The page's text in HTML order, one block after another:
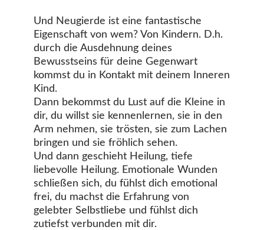
Und Neugierde ist eine fantastische
Eigenschaft von wem? Von Kindern.D.h.
durch die Ausdehnung deines
Bewusstseins für deine Gegenwart
kommst du in Kontakt mit deinem Inneren
Kind.
Dann bekommst du Lust auf die Kleine in
dir, du willst sie kennenlernen, sie in den
Arm nehmen, sie trösten, sie zum Lachen
bringen und sie fröhlich sehen.
Und dann geschieht Heilung, tiefe
liebevolle Heilung. Emotionale Wunden
schließen sich, du fühlst dich emotional
frei, du machst die Erfahrung von
gelebter Selbstliebe und fühlst dich
zutiefst verbunden mit dir.